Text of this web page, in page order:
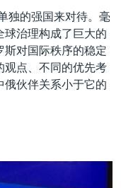
独的强国来对待。毫
球治理构成了巨大的
斯对国际秩序的稳定
观点、不同的优先考
俄伙伴关系小于它的